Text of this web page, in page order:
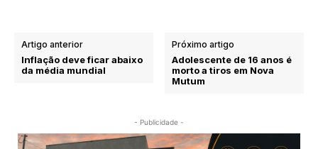
Artigo anterior
Inflação deve ficar abaixo
da média mundial
Próximo artigo
Adolescente de 16 anos é
morto a tiros em Nova
Mutum
- Publicidade -